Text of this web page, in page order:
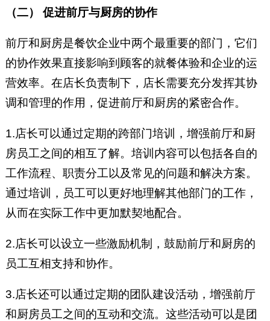
（二） 促进前厅与厨房的协作
前厅和厨房是餐饮企业中两个最重要的部门，它们
的协作效果直接影响到顾客的就餐体验和企业的运
营效率。在店长负责制下，店长需要充分发挥其协
调和管理的作用，促进前厅和厨房的紧密合作。
1.店长可以通过定期的跨部门培训，增强前厅和厨
房员工之间的相互了解。培训内容可以包括各自的
工作流程、职责分工以及常见的问题和解决方案。
通过培训，员工可以更好地理解其他部门的工作，
从而在实际工作中更加默契地配合。
2.店长可以设立一些激励机制，鼓励前厅和厨房的
员工互相支持和协作。
3.店长还可以通过定期的团队建设活动，增强前厅
和厨房员工之间的互动和交流。这些活动可以是团